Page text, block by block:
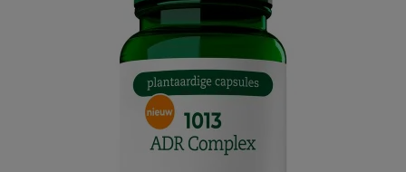
Vul hem met producten.